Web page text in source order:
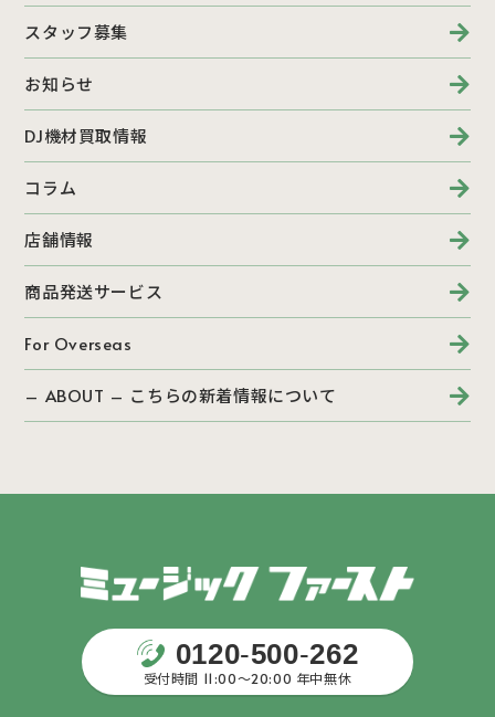
スタッフ募集
お知らせ
DJ機材買取情報
コラム
店舗情報
商品発送サービス
For Overseas
– ABOUT – こちらの新着情報について
0120-500-262
受付時間 11:00〜20:00 年中無休